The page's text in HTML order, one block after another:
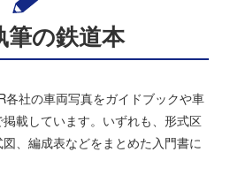
筆の鉄道本
社の車両写真をガイドブックや車
載しています。いずれも、形式区
、編成表などをまとめた入門書に